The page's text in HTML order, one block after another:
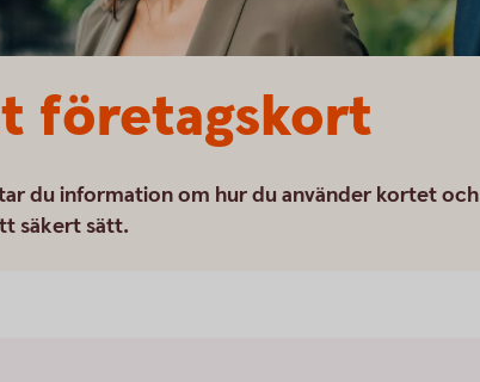
företagskort
du information om hur du använder kortet och
säkert sätt.